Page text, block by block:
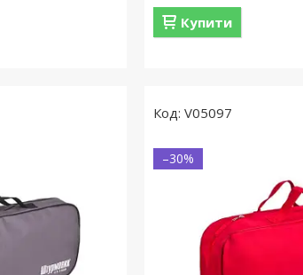
Купити
V05097
–30%